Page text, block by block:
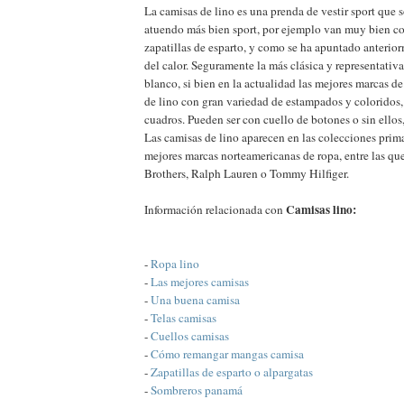
La camisas de lino es una prenda de vestir sport que
atuendo más bien sport, por ejemplo van muy bien
zapatillas de esparto, y como se ha apuntado
del calor. Seguramente la más clásica y
blanco, si bien en la actualidad las mejores marcas
de lino con gran variedad de estampados y
cuadros. Pueden ser con cuello de botones o sin
Las camisas de lino aparecen en las colecciones
mejores marcas norteamericanas de ropa, entre las
Brothers, Ralph Lauren o Tommy Hilfiger.
Información relacionada con Camisas lino:
-Ropa lino
-Las mejores camisas
-Una buena camisa
-Telas camisas
-Cuellos camisas
-Cómo remangar mangas camisa
-Zapatillas de esparto o alpargatas
-Sombreros panamá